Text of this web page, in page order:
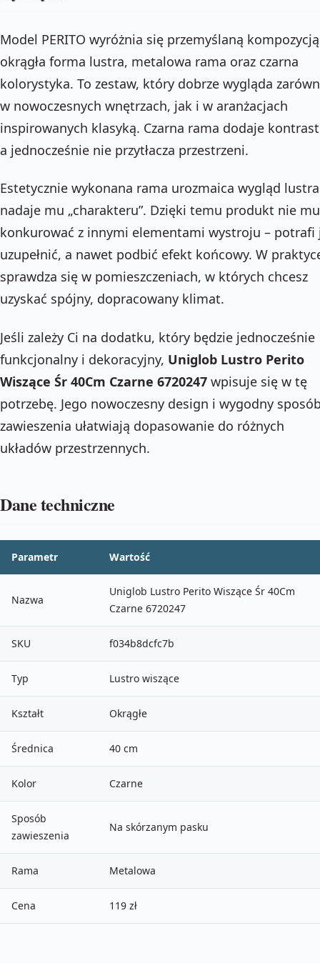
Model PERITO wyróżnia się przemyślaną
okrągła forma lustra, metalowa rama oraz czarna
kolorystyka. To zestaw, który dobrze wygląda
w nowoczesnych wnętrzach, jak i w aranżacjach
inspirowanych klasyką. Czarna rama dodaje
a jednocześnie nie przytłacza przestrzeni.
Estetycznie wykonana rama urozmaica wygląd
nadaje mu „charakteru”. Dzięki temu produkt nie
konkurować z innymi elementami wystroju – potrafi
uzupełnić, a nawet podbić efekt końcowy. W
sprawdza się w pomieszczeniach, w których chcesz
uzyskać spójny, dopracowany klimat.
Jeśli zależy Ci na dodatku, który będzie jednocześnie
funkcjonalny i dekoracyjny, Uniglob Lustro Perito
Wiszące Śr 40Cm Czarne 6720247 wpisuje się w tę
potrzebę. Jego nowoczesny design i wygodny
zawieszenia ułatwiają dopasowanie do różnych
układów przestrzennych.
Dane techniczne
Parametr Wartość
Nazwa
Uniglob Lustro Perito Wiszące Śr 40Cm
Czarne 6720247
SKU f034b8dcfc7b
Typ Lustro wiszące
Kształt Okrągłe
Średnica 40 cm
Kolor Czarne
Sposób
zawieszenia
Na skórzanym pasku
Rama Metalowa
Cena 119 zł